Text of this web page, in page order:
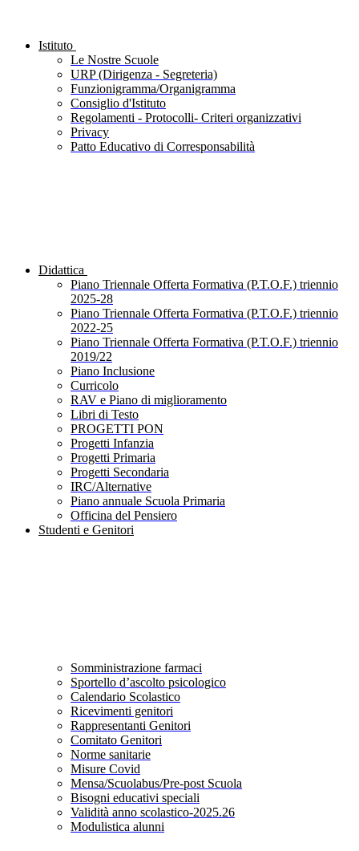
Istituto
Le Nostre Scuole
URP (Dirigenza - Segreteria)
Funzionigramma/Organigramma
Consiglio d'Istituto
Regolamenti - Protocolli- Criteri organizzativi
Privacy
Patto Educativo di Corresponsabilità
Didattica
Piano Triennale Offerta Formativa (P.T.O.F.) triennio
2025-28
Piano Triennale Offerta Formativa (P.T.O.F.) triennio
2022-25
Piano Triennale Offerta Formativa (P.T.O.F.) triennio
2019/22
Piano Inclusione
Curricolo
RAV e Piano di miglioramento
Libri di Testo
PROGETTI PON
Progetti Infanzia
Progetti Primaria
Progetti Secondaria
IRC/Alternative
Piano annuale Scuola Primaria
Officina del Pensiero
Studenti e Genitori
Somministrazione farmaci
Sportello d’ascolto psicologico
Calendario Scolastico
Ricevimenti genitori
Rappresentanti Genitori
Comitato Genitori
Norme sanitarie
Misure Covid
Mensa/Scuolabus/Pre-post Scuola
Bisogni educativi speciali
Validità anno scolastico-2025.26
Modulistica alunni